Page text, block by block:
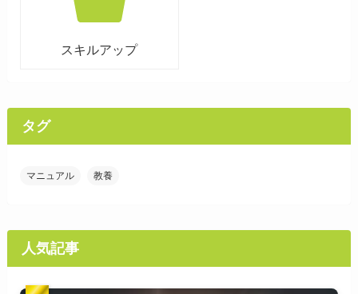
スキルアップ
タグ
マニュアル 教養
人気記事